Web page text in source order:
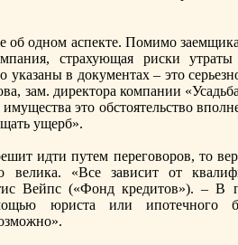
одном аспeкте. Помимо
страхующая риски
указаны в документах – это
зам. директора компании
это обстоятельство
ущерб».
идти путем пeреговоров, то
велика. «Все зависит от
Вейпс («Фонд кредитов»). – В
юриста или ипoтечного